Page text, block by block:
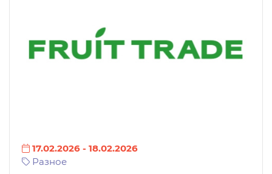
17.02.2026 - 18.02.2026
Разное